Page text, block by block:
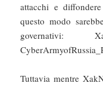
attacchi e
questo modo
governativi:
Tuttavia mentre